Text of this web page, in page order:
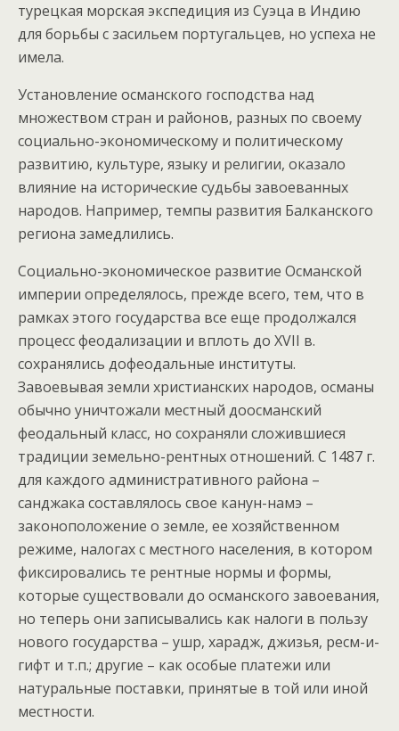
турецкая морская экспедиция из Суэца в Индию
для борьбы с засильем португальцев, но успеха не
имела.
Установление османского господства над
множеством стран и районов, разных по своему
социально-экономическому и политическому
развитию, культуре, языку и религии, оказало
влияние на исторические судьбы завоеванных
народов. Например, темпы развития Балканского
региона замедлились.
Социально-экономическое развитие Османской
империи определялось, прежде всего, тем, что в
рамках этого государства все еще продолжался
процесс феодализации и вплоть до XVII в.
сохранялись дофеодальные институты.
Завоевывая земли христианских народов, османы
обычно уничтожали местный доосманский
феодальный класс, но сохраняли сложившиеся
традиции земельно-рентных отношений. С 1487 г.
для каждого административного района –
санджака составлялось свое канун-намэ –
законоположение о земле, ее хозяйственном
режиме, налогах с местного населения, в котором
фиксировались те рентные нормы и формы,
которые существовали до османского завоевания,
но теперь они записывались как налоги в пользу
нового государства – ушр, харадж, джизья, ресм-и-
гифт и т.п.; другие – как особые платежи или
натуральные поставки, принятые в той или иной
местности.